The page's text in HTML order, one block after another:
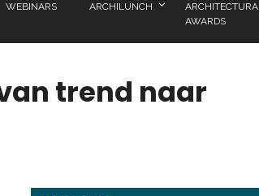
WEBINARS ARCHILUNCH
ARCHITECTURA
AWARDS
trend naar